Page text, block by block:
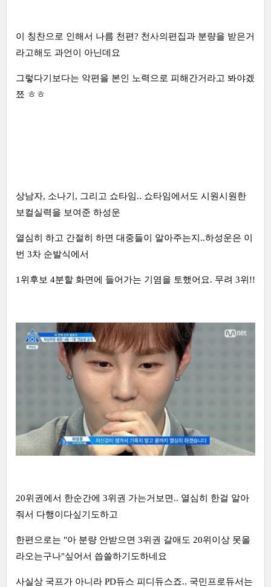
이 칭찬으로 인해서 나름 천편? 천사의편집과 분량을 받은거
라고해도 과언이 아닌데요
그렇다기보다는 악편을 본인 노력으로 피해간거라고 봐야겠
쬬 ㅎㅎ
상남자, 소나기, 그리고 쇼타임.. 쇼타임에서도 시원시원한
보컬실력을 보여준 하성운
열심히 하고 간절히 하면 대중들이 알아주는지..하성운은 이
번 3차 순발식에서
1위후보 4분할 화면에 들어가는 기염을 토했어요. 무려 3위!!
20위권에서 한순간에 3위권 가는거보면.. 열심히 한걸 알아
줘서 다행이다싶기도하고
한편으로는 "아 분량 안받으면 3위권 갈애도 20위이상 못올
라오는구나"싶어서 씁쓸하기도하네요
사실상 국프가 아니라 PD듀스 피디듀스죠.. 국민프로듀서는